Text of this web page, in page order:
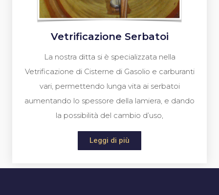
Vetrificazione Serbatoi
La nostra ditta si è specializzata nella
Vetrificazione di Cisterne di Gasolio e carburanti
vari, permettendo lunga vita ai serbatoi
aumentando lo spessore della lamiera, e dando
la possibilità del cambio d’uso,
Leggi di più